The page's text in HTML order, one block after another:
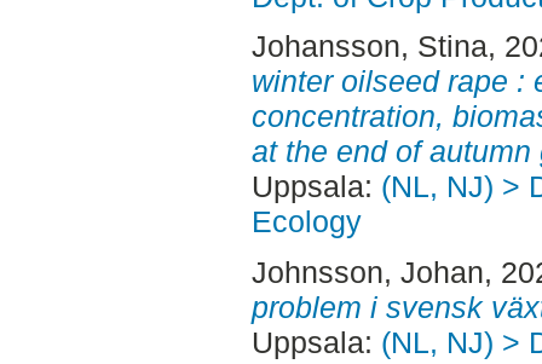
Johansson, Stina,
winter oilseed rape :
concentration,
at the end of autumn
Uppsala: (NL, NJ) >
Ecology
Johnsson, Johan,
problem i svensk
Uppsala: (NL, NJ) >